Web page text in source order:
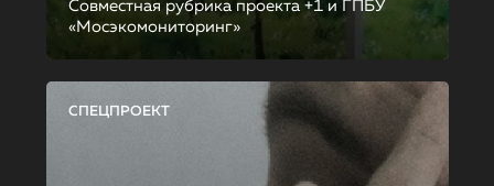
Совместная рубрика проекта +1 и ГПБУ
«Мосэкомониторинг»
СПЕЦПРОЕКТ